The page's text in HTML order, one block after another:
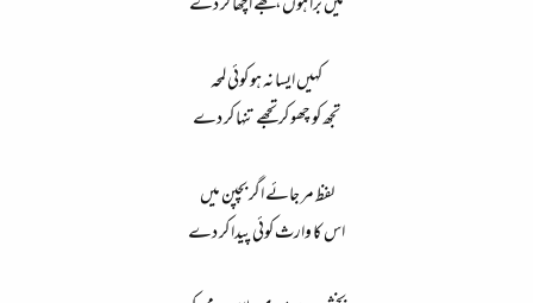
کہیں ایسا نہ ہو کوئی لمحہ
تجھ کو چھو کر تجھے تنہا کر دے
لفظ مر جائے اگر بچپن میں
اس کا وارث کوئی پیدا کر دے